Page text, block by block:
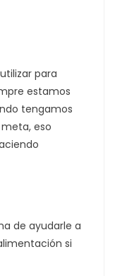
para
estamos
tengamos
eso
de ayudarle a
si